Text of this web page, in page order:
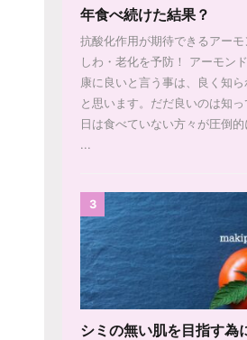
年食べ続けた結果？
抗酸化作用が期待できるアーモ
しわ・老化を予防！ アーモン
康に良いと言う事は、良く知
と思います。だだ良いのは知
日は食べていない方々が圧倒
...
3
シミの無い肌を目指す為